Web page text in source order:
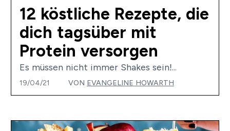
12 köstliche Rezepte, die
dich tagsüber mit
Protein versorgen
Es müssen nicht immer Shakes sein!...
19/04/21 VON EVANGELINE HOWARTH